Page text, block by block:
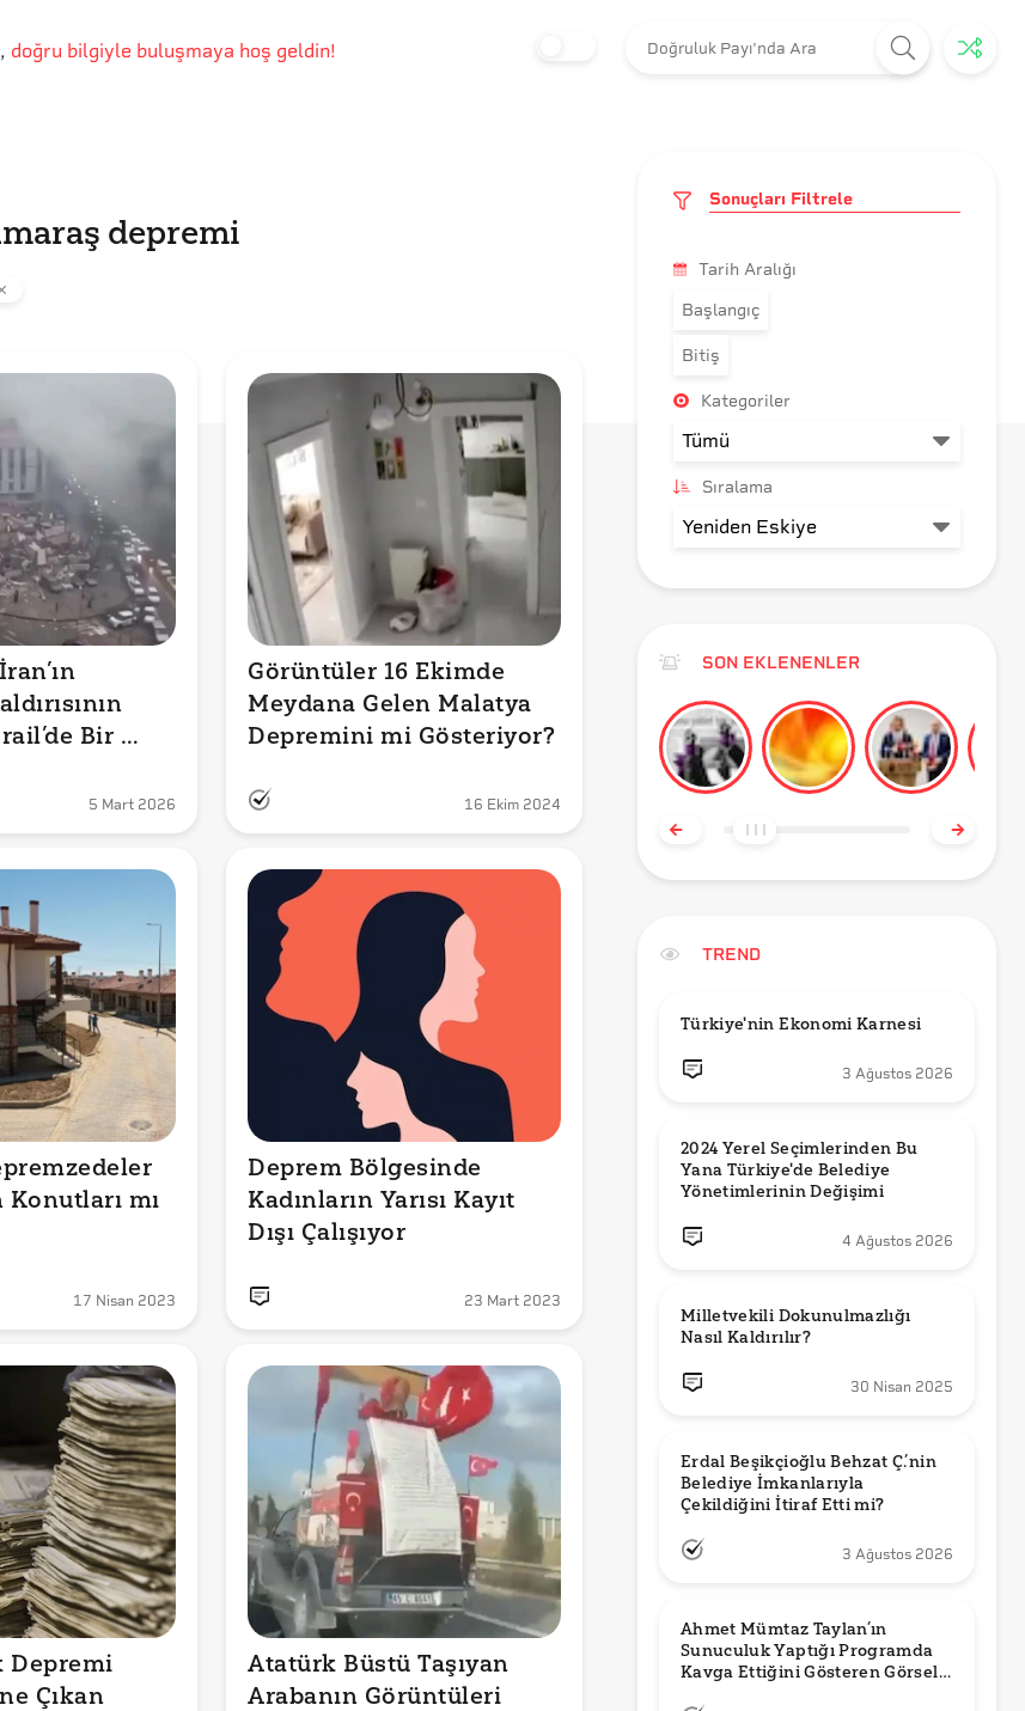
, doğru bilgiyle buluşmaya hoş geldin!
depremi
Bir
5 Mart 2026
Görüntüler 16 Ekimde
Meydana Gelen Malatya
Depremini mi Gösteriyor?
16 Ekim 2024
Konutları mı
17 Nisan 2023
Deprem Bölgesinde
Kadınların Yarısı Kayıt
Dışı Çalışıyor
23 Mart 2023
Depremi
Çıkan
Atatürk Büstü Taşıyan
Arabanın Görüntüleri
Sonuçları Filtrele
Tarih Aralığı
Başlangıç
Bitiş
Kategoriler
Sıralama
SON EKLENENLER
TREND
Türkiye'nin Ekonomi Karnesi
3 Ağustos 2026
2024 Yerel Seçimlerinden Bu
Yana Türkiye'de Belediye
Yönetimlerinin Değişimi
4 Ağustos 2026
Milletvekili Dokunulmazlığı
Nasıl Kaldırılır?
30 Nisan 2025
Erdal Beşikçioğlu Behzat Ç.’nin
Belediye İmkanlarıyla
3 Ağustos 2026
Ahmet Mümtaz Taylan’ın
Sunuculuk Yaptığı Programda
Kavga Ettiğini Gösteren Görsel